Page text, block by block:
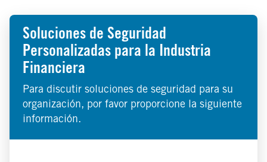
Soluciones de Seguridad
Personalizadas para la Industria
Financiera
Para discutir soluciones de seguridad para su
organización, por favor proporcione la siguiente
información.